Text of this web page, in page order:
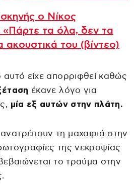
σκηνής ο Νίκος
τα όλα, δεν τα
του (βίντεο)
είχε απορριφθεί καθώς
έκανε λόγο για
μία εξ αυτών στην πλάτη.
τη μαχαιριά στην
της νεκροψίας
το τραύμα στην